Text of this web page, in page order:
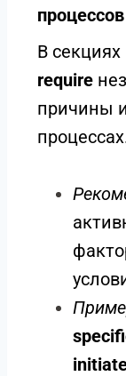
процессов
В секциях
require
причины